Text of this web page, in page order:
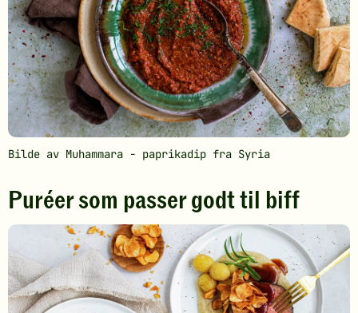
Bilde av Muhammara - paprikadip fra Syria
Puréer som passer godt til biff